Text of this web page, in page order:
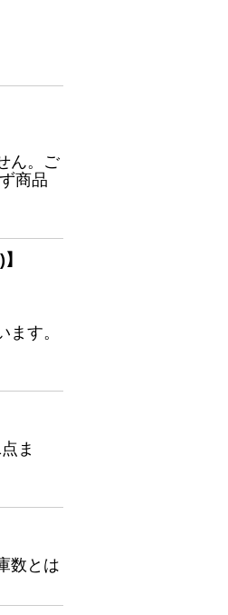
ん。ご
商品
す。
ま
数とは